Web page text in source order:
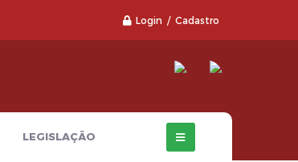
Login / Cadastro
LEGISLAÇÃO